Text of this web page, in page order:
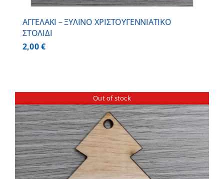
ΑΓΓΕΛΑΚΙ – ΞΥΛΙΝO ΧΡΙΣΤΟΥΓΕΝΝΙΑΤΙΚO
ΣΤΟΛΙΔΙ
2,00€
Out of stock